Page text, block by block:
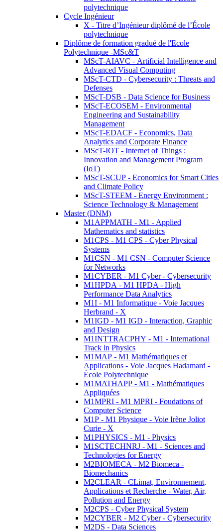
polytechnique
Cycle Ingénieur
X - Titre d’Ingénieur diplômé de l’École
polytechnique
Diplôme de formation gradué de l'Ecole
Polytechnique -MSc&T
MScT-AIAVC - Artificial Intelligence and
Advanced Visual Computing
MScT-CTD - Cybersecurity : Threats and
Defenses
MScT-DSB - Data Science for Business
MScT-ECOSEM - Environmental
Engineering and Sustainability
Management
MScT-EDACF - Economics, Data
Analytics and Corporate Finance
MScT-IOT - Internet of Things :
Innovation and Management Program
(IoT)
MScT-SCUP - Economics for Smart Cities
and Climate Policy
MScT-STEEM - Energy Environment :
Science Technology & Management
Master (DNM)
M1APPMATH - M1 - Applied
Mathematics and statistics
M1CPS - M1 CPS - Cyber Physical
Systems
M1CSN - M1 CSN - Computer Science
for Networks
M1CYBER - M1 Cyber - Cybersecurity
M1HPDA - M1 HPDA - High
Performance Data Analytics
M1I - M1 Informatique - Voie Jacques
Herbrand - X
M1IGD - M1 IGD - Interaction, Graphic
and Design
M1INTTRACPHY - M1 - International
Track in Physics
M1MAP - M1 Mathématiques et
Applications - Voie Jacques Hadamard -
École Polytechnique
M1MATHAPP - M1 - Mathématiques
Appliquées
M1MPRI - M1 MPRI - Foudations of
Computer Science
M1P - M1 Physique - Voie Irène Joliot
Curie - X
M1PHYSICS - M1 - Physics
M1SCTECHNRJ - M1 - Sciences and
Technologies for Energy
M2BIOMECA - M2 Biomeca -
Biomechanics
M2CLEAR - CLimat, Environnement,
Applications et Recherche - Water, Air,
Pollution and Energy
M2CPS - Cyber Physical System
M2CYBER - M2 Cyber - Cybersecurity
M2DS - Data Sciences